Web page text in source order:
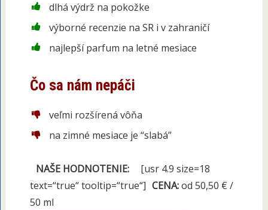
dlhá výdrž na pokožke
výborné recenzie na SR i v zahraničí
najlepší parfum na letné mesiace
Čo sa nám nepáči
veľmi rozšírená vôňa
na zimné mesiace je “slabá”
NAŠE HODNOTENIE:
[usr 4.9 size=18
text=“true“ tooltip=“true“] CENA:od 50,50 € /
50 ml